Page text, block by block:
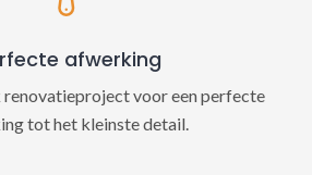
afwerking
voor een perfecte
tot het kleinste detail.